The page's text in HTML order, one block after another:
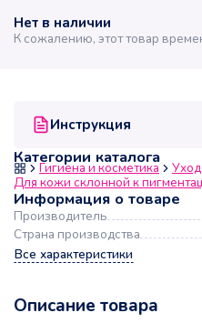
Инструкция
Категории каталога
Гигиена и косметика
Для кожи склонной к
Информация о товаре
Производитель
Страна производства
Все характеристики
Описание товара
Нет в наличии
К сожалению, этот товар